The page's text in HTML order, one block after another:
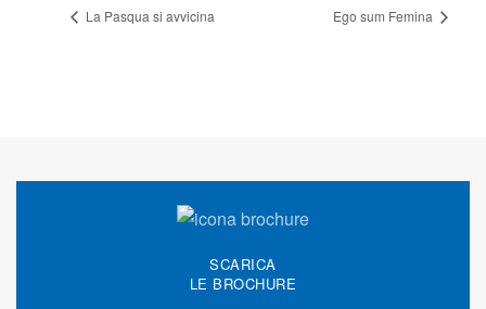
La Pasqua si avvicina Ego sum Femina
SCARICA
LE BROCHURE